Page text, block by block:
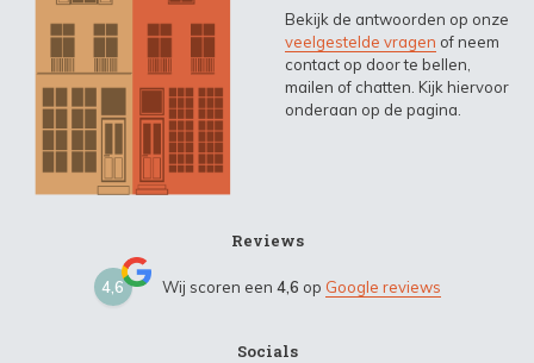
Bekijk de antwoorden op onze
veelgestelde vragen of neem
contact op door te bellen,
mailen of chatten. Kijk hiervoor
onderaan op de pagina.
Reviews
4,6 Wij scoren een 4,6 op Google reviews
Socials